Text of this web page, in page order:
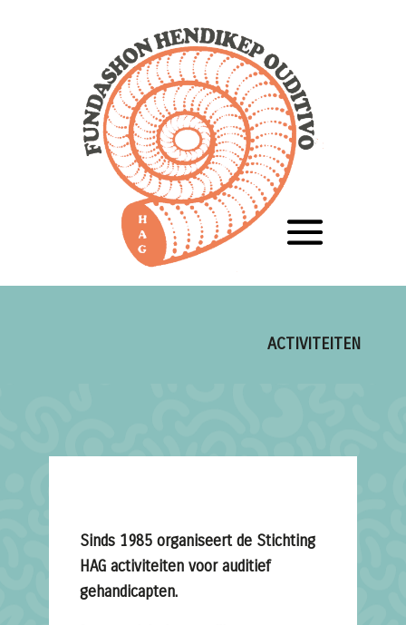
ACTIVITEITEN
Sinds 1985 organiseert de Stichting
HAG activiteiten voor auditief
gehandicapten.